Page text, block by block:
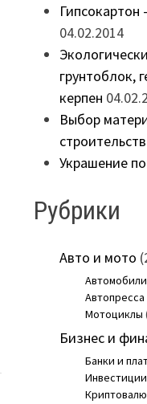
Гипсокартон
04.02.2014
грунтоблок,
керпен
Выбор
Украшение
Рубрики
Авто и мото
Автомобили
Автопресса
Мотоциклы
Бизнес и
Банки и
Инвестиции